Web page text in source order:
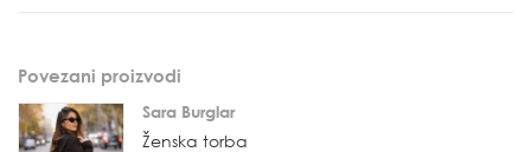
Povezani proizvodi
Sara Burglar
Ženska torba